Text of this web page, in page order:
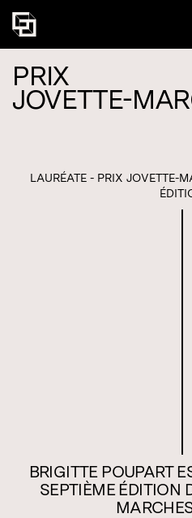
Prix Jovette-
PRIX
JOVETTE-
LAURÉATE - PRIX JOVETTE-
BRIGITTE POUPART
SEPTIÈME ÉDITION